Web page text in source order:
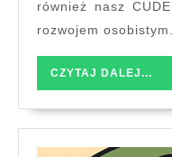
również nasz
rozwojem
CZYTAJ DALEJ...